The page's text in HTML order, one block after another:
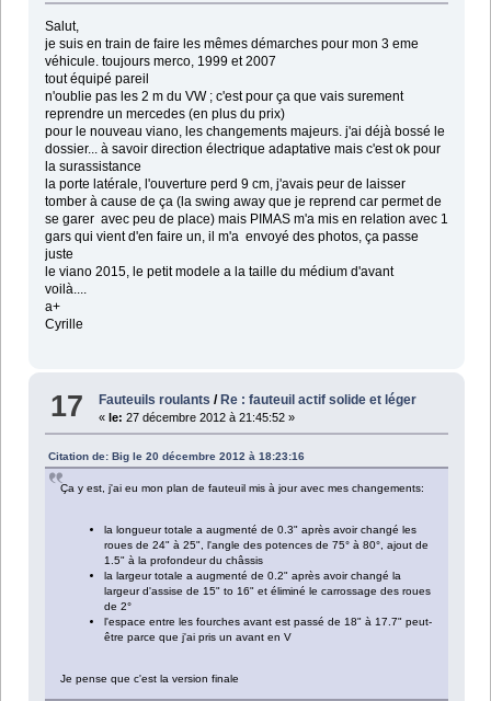
Salut,
je suis en train de faire les mêmes démarches pour mon 3 eme
véhicule. toujours merco, 1999 et 2007
tout équipé pareil
n'oublie pas les 2 m du VW ; c'est pour ça que vais surement
reprendre un mercedes (en plus du prix)
pour le nouveau viano, les changements majeurs. j'ai déjà bossé le
dossier... à savoir direction électrique adaptative mais c'est ok pour
la surassistance
la porte latérale, l'ouverture perd 9 cm, j'avais peur de laisser
tomber à cause de ça (la swing away que je reprend car permet de
se garer avec peu de place) mais PIMAS m'a mis en relation avec 1
gars qui vient d'en faire un, il m'a envoyé des photos, ça passe
juste
le viano 2015, le petit modele a la taille du médium d'avant
voilà....
a+
Cyrille
17 Fauteuils roulants / Re : fauteuil actif solide et léger
« le: 27 décembre 2012 à 21:45:52 »
Citation de: Big le 20 décembre 2012 à 18:23:16
Ça y est, j'ai eu mon plan de fauteuil mis à jour avec mes changements:
la longueur totale a augmenté de 0.3" après avoir changé les
roues de 24" à 25", l'angle des potences de 75° à 80°, ajout de
1.5" à la profondeur du châssis
la largeur totale a augmenté de 0.2" après avoir changé la
largeur d'assise de 15" to 16" et éliminé le carrossage des roues
de 2°
l'espace entre les fourches avant est passé de 18" à 17.7" peut-
être parce que j'ai pris un avant en V
Je pense que c'est la version finale